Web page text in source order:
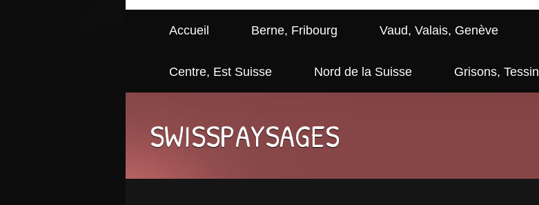
Accueil Berne, Fribourg Vaud, Valais, Genève
Centre, Est Suisse Nord de la Suisse Grisons, Tessin
SWISSPAYSAGES